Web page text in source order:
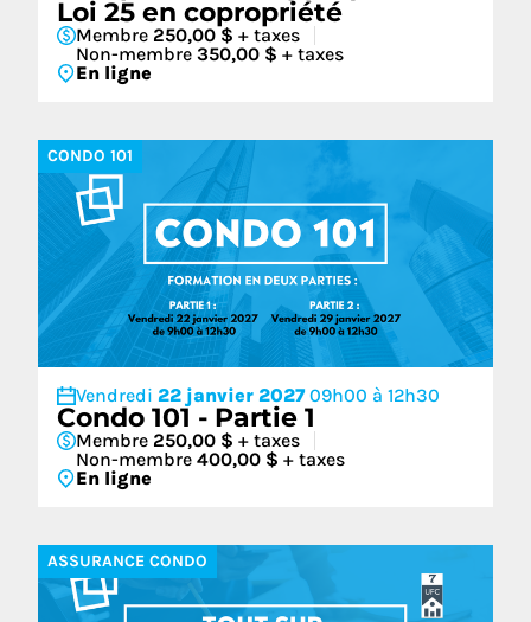
Loi 25 en copropriété
Membre 250,00 $ + taxes
Non-membre 350,00 $ + taxes
En ligne
CONDO 101
Vendredi 22 janvier 202709h00 à 12h30
Condo 101 - Partie 1
Membre 250,00 $ + taxes
Non-membre 400,00 $ + taxes
En ligne
ASSURANCE CONDO